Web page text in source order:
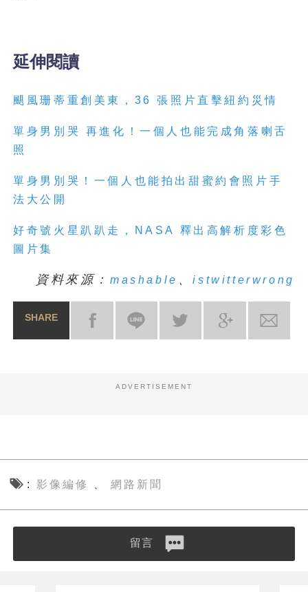
延伸閱讀
颶風珊蒂重創美東，36 張照片直擊紐約災情
單身男別哭 再進化！一個人也能完成角落喇舌
照
單身男別哭！一個人也能拍出甜蜜約會照片手
法大公開
好奇號火星趴趴走，NASA 釋出高解析度彩色
圖片集
資料來源： mashable 、istwitterwrong
SHARE
ADVERTISEMENT
影像編修 網路新聞
留言